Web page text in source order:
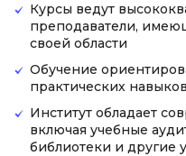
Курсы ведут
преподаватели,
своей области
Обучение
практических навыков
Институт обладает
включая учебные
библиотеки и другие